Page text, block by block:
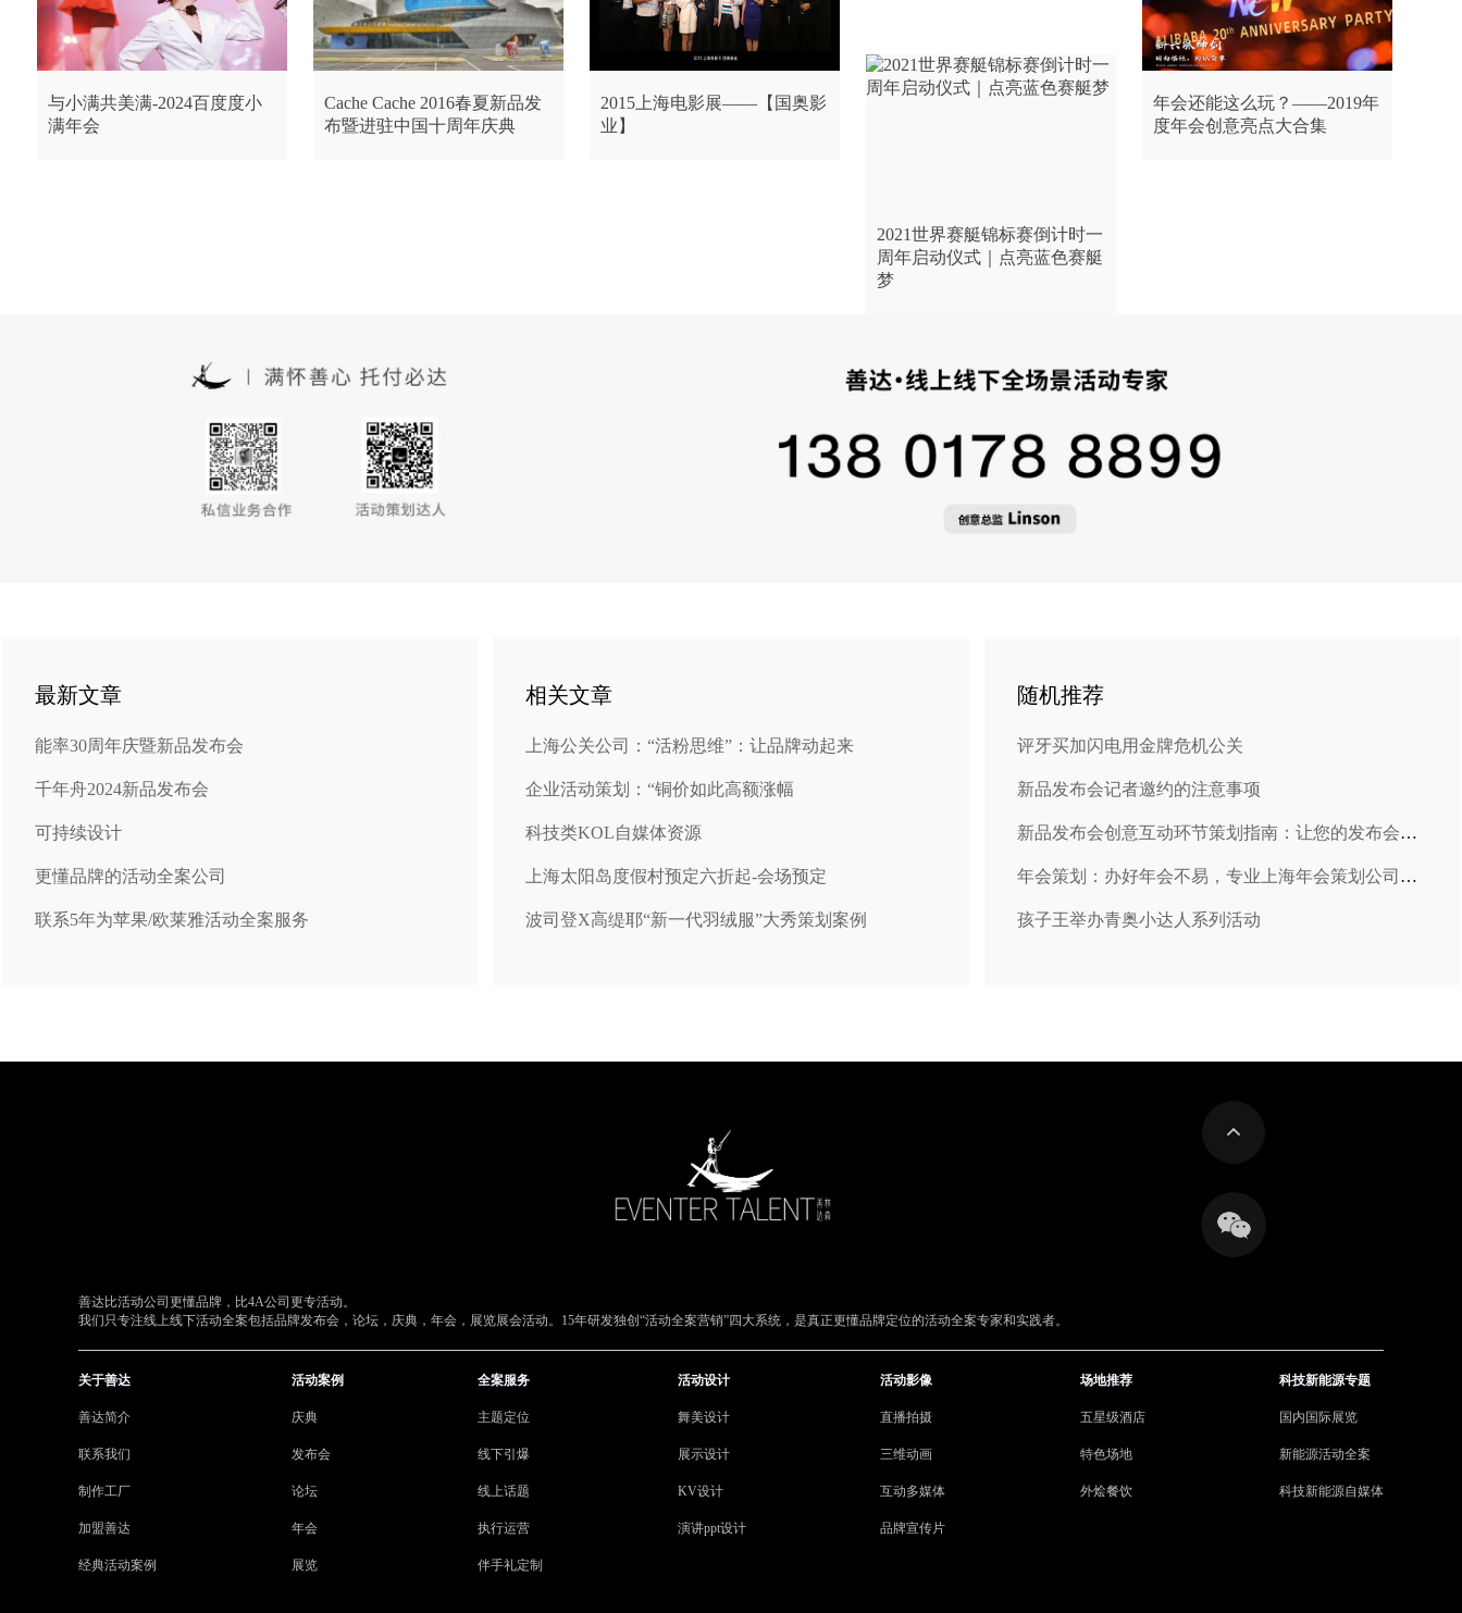
与小满共美满-2024百度度小
满年会
Cache Cache 2016春夏新品发
布暨进驻中国十周年庆典
2015上海电影展——【国奥影
业】
2021世界赛艇锦标赛倒计时一
周年启动仪式｜点亮蓝色赛艇
梦
年会还能这么玩？——2019年
度年会创意亮点大合集
最新文章
能率30周年庆暨新品发布会
千年舟2024新品发布会
可持续设计
更懂品牌的活动全案公司
联系5年为苹果/欧莱雅活动全案服务
相关文章
上海公关公司：“活粉思维”：让品牌动起来
企业活动策划：“铜价如此高额涨幅
科技类KOL自媒体资源
上海太阳岛度假村预定六折起-会场预定
波司登X高缇耶“新一代羽绒服”大秀策划案例
随机推荐
评牙买加闪电用金牌危机公关
新品发布会记者邀约的注意事项
新品发布会创意互动环节策划指南：让您的发布会精彩纷呈
年会策划：办好年会不易，专业上海年会策划公司，为你解开愁结
孩子王举办青奥小达人系列活动
善达比活动公司更懂品牌，比4A公司更专活动。
我们只专注线上线下活动全案包括品牌发布会，论坛，庆典，年会，展览展会活动。15年研发独创“活动全案营销”四大系统，是真正更懂品牌定位的活动全案专家和实践者。
关于善达
善达简介
联系我们
制作工厂
加盟善达
经典活动案例
活动案例
庆典
发布会
论坛
年会
展览
全案服务
主题定位
线下引爆
线上话题
执行运营
伴手礼定制
活动设计
舞美设计
展示设计
KV设计
演讲ppt设计
活动影像
直播拍摄
三维动画
互动多媒体
品牌宣传片
场地推荐
五星级酒店
特色场地
外烩餐饮
科技新能源专题
国内国际展览
新能源活动全案
科技新能源自媒体